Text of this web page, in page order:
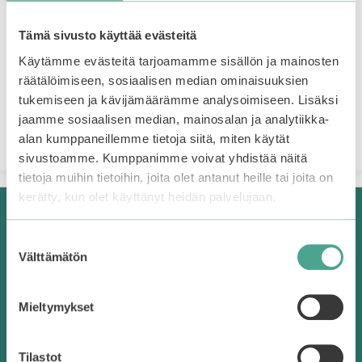
Tämä sivusto käyttää evästeitä
Käytämme evästeitä tarjoamamme sisällön ja mainosten
räätälöimiseen, sosiaalisen median ominaisuuksien
tukemiseen ja kävijämäärämme analysoimiseen. Lisäksi
jaamme sosiaalisen median, mainosalan ja analytiikka-
alan kumppaneillemme tietoja siitä, miten käytät
sivustoamme. Kumppanimme voivat yhdistää näitä
tietoja muihin tietoihin, joita olet antanut heille tai joita on
kerätty, kun olet käyttänyt heidän palvelujaan.
valinta
Välttämätön
Mieltymykset
Tilastot
4.13
7,90€
Lisää ostoskoriin
5:stä
Valitse vaihtoehdoista
Korealaista kosmetiikkaa Suomesta